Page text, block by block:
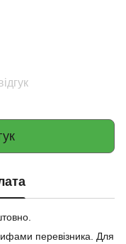
перевізника. Для